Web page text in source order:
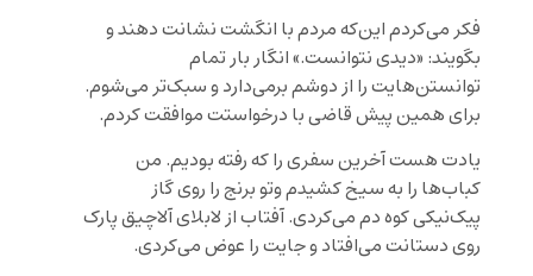
فکر می‌کردم این‌که مردم با انگشت نشانت دهند و
بگویند: «دیدی نتوانست.» انگار بار تمام
توانستن‌هایت را از دوشم برمی‌‌دارد و سبک‌تر می‌شوم.
برای همین پیش قاضی با درخواستت موافقت کردم.
یادت هست آخرین سفری را که رفته بودیم. من
کباب‌ها را به سیخ کشیدم وتو برنج را روی گاز
پیک‌نیکی کوه دم می‌کردی. آفتاب از لابلای آلاچیق پارک
روی دستانت می‌افتاد و جایت را عوض می‌کردی.